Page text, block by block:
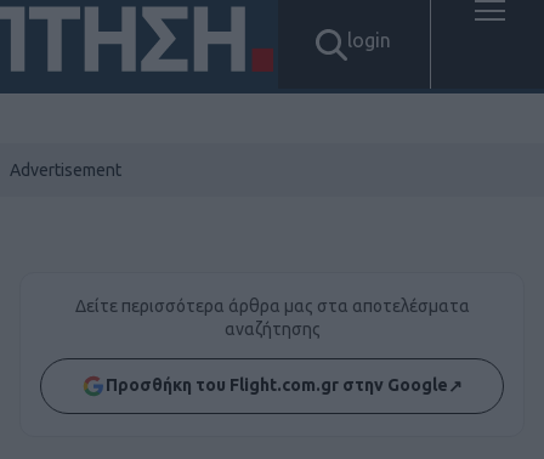
login
Δείτε περισσότερα άρθρα μας στα αποτελέσματα
αναζήτησης
Προσθήκη του Flight.com.gr στην Google↗